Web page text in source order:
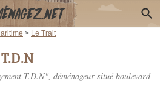
> Le Trait
T.D.N", déménageur situé boulevard